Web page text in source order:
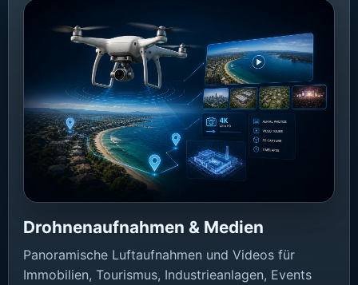
Drohnenaufnahmen & Medien
Panoramische Luftaufnahmen und Videos für
Immobilien, Tourismus, Industrieanlagen, Events